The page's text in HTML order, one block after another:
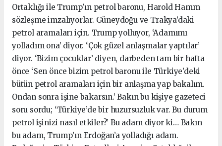
Ortaklığı ile Trump’ın petrol baronu, Harold Hamm
sözleşme imzalıyorlar. Güneydoğu ve Trakya’daki
petrol aramaları için. Trump yolluyor, ‘Adamımı
yolladım ona’ diyor. ‘Çok güzel anlaşmalar yaptılar’
diyor. ‘Bizim çocuklar’ diyen, darbeden tam bir hafta
önce ‘Sen önce bizim petrol baronu ile Türkiye’deki
bütün petrol aramaları için bir anlaşma yap bakalım.
Ondan sonra işine bakarsın.’ Bakın bu kişiye gazeteci
soru sordu; ‘Türkiye’de bir huzursuzluk var. Bu durum
petrol işinizi nasıl etkiler?’ Bu adam diyor ki… Bakın
bu adam, Trump’ın Erdoğan’a yolladığı adam.